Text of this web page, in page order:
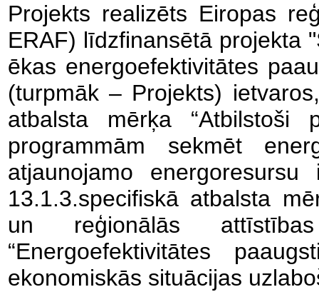
Projekts realizēts Eiropas
ERAF) līdzfinansētā projekta
ēkas energoefektivitātes
(turpmāk – Projekts)
atbalsta mērķa “Atbilstoši
programmām sekmēt
atjaunojamo
13.1.3.specifiskā atbalsta
un reģionālās
“Energoefektivitātes
ekonomiskās situācijas